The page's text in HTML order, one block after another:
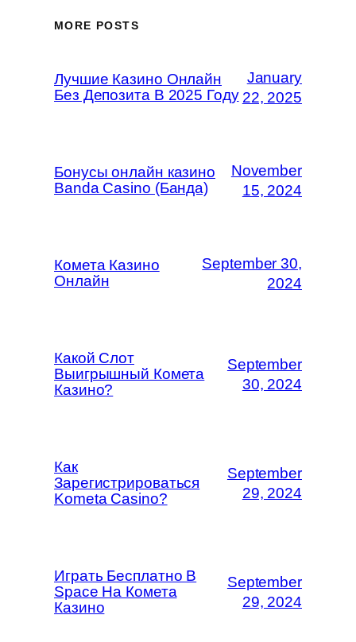
MORE POSTS
Лучшие Казино Онлайн
Без Депозита В 2025 Году
January
22, 2025
Бонусы онлайн казино
Banda Casino (Банда)
November
15, 2024
Комета Казино
Онлайн
September 30,
2024
Какой Слот
Выигрышный Комета
Казино?
September
30, 2024
Как
Зарегистрироваться
Kometa Casino?
September
29, 2024
Играть Бесплатно В
Space На Комета
Казино
September
29, 2024